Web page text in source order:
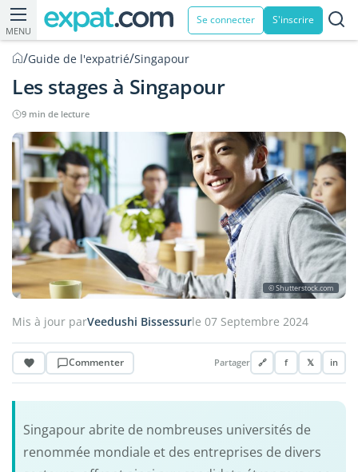
MENU
Se connecter S'inscrire
/Guide de l'expatrié/Singapour
Les stages à Singapour
9 min de lecture
© Shutterstock.com
Mis à jour parVeedushi Bissessurle 07 Septembre 2024
Commenter Partager 🔗 f 𝕏 in
Singapour abrite de nombreuses universités de
renommée mondiale et des entreprises de divers